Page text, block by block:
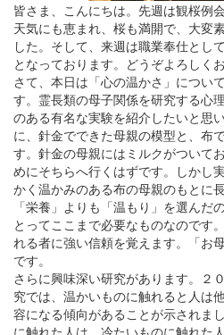
皆さま、こんにちは。先週は観桜例
天気にも恵まれ、桜も満開で、大変
した。そして、来週は職業奉仕とし
となっております。どうぞよろしく
さて、本日は「心の温かさ」につい
す。霊長類の母子関係を研究する心
のある有名な実験を紹介したいと思
に、針金でできた母親の模型と、布
す。針金の母親にはミルクがついて
めにそちらへ行くはずです。しかし
かく温かみのある布の母親のもとに
「栄養」よりも「温もり」を選んだ
とってここまで必要なものなのです
れる者に強い信頼を覚えます。「お
です。
さらに興味深い研究があります。２
究では、温かいものに触れると人は
容になる傾向があることが示されま
に触れた人は、冷たいものに触れた